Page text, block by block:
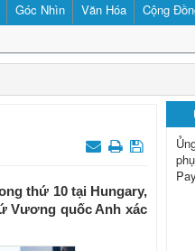
Góc Nhìn Văn Hóa Cộng
thứ 10 tại Hungary,
Vương quốc Anh xác